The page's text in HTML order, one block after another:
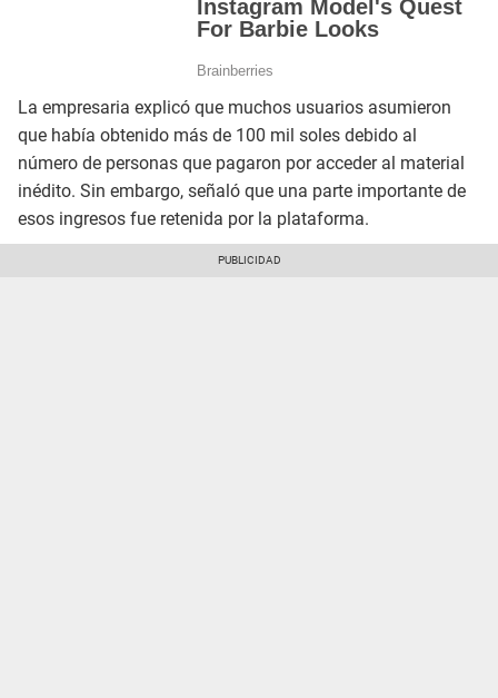
La empresaria explicó que muchos usuarios asumieron
que había obtenido más de 100 mil soles debido al
número de personas que pagaron por acceder al material
inédito. Sin embargo, señaló que una parte importante de
esos ingresos fue retenida por la plataforma.